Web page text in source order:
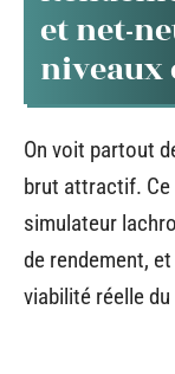
et net-
niveaux
On voit partout
brut attractif. Ce
simulateur
de rendement,
viabilité réelle